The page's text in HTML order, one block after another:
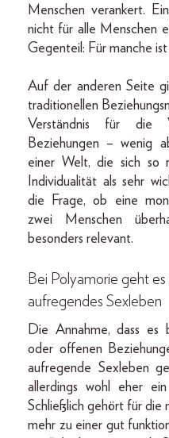
Menschen verankert.
nicht für alle Menschen
Gegenteil: Für manche
Auf der anderen Seite
traditionellen
Verständnis für die
Beziehungen – wenig
einer Welt, die sich so
Individualität als sehr
die Frage, ob eine
zwei Menschen
besonders relevant.
Bei Polyamorie geht es
aufregendes Sexleben
Die Annahme, dass es
oder offenen
aufregende Sexleben
allerdings wohl eher
Schließlich gehört für die
mehr zu einer gut